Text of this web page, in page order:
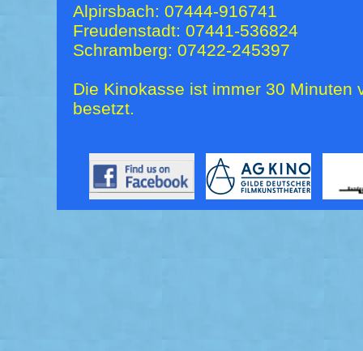
Alpirsbach: 07444-916741
Freudenstadt: 07441-536824
Schramberg: 07422-245397
Die Kinokasse ist immer 30 Minuten
besetzt.